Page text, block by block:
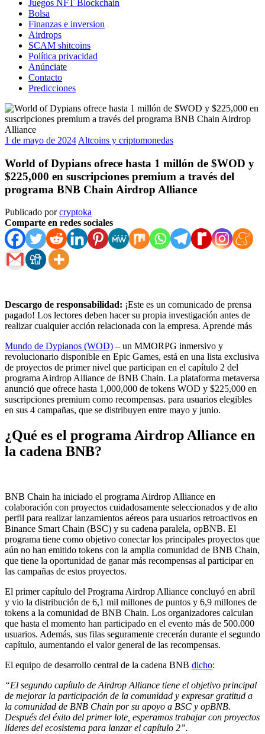
Juegos NFT Blockchain
Bolsa
Finanzas e inversion
Airdrops
SCAM shitcoins
Política privacidad
Anúnciate
Contacto
Predicciones
1 de mayo de 2024 Altcoins y criptomonedas
World of Dypians ofrece hasta 1 millón de $WOD y
$225,000 en suscripciones premium a través del
programa BNB Chain Airdrop Alliance
Publicado porcryptoka
Comparte en redes sociales
Descargo de responsabilidad: ¡Este es un comunicado de prensa
pagado! Los lectores deben hacer su propia investigación antes de
realizar cualquier acción relacionada con la empresa. Aprende más
Mundo de Dypianos (WOD) – un MMORPG inmersivo y
revolucionario disponible en Epic Games, está en una lista exclusiva
de proyectos de primer nivel que participan en el capítulo 2 del
programa Airdrop Alliance de BNB Chain. La plataforma metaversa
anunció que ofrece hasta 1,000,000 de tokens WOD y $225,000 en
suscripciones premium como recompensas. para usuarios elegibles
en sus 4 campañas, que se distribuyen entre mayo y junio.
¿Qué es el programa Airdrop Alliance en
la cadena BNB?
BNB Chain ha iniciado el programa Airdrop Alliance en
colaboración con proyectos cuidadosamente seleccionados y de alto
perfil para realizar lanzamientos aéreos para usuarios retroactivos en
Binance Smart Chain (BSC) y su cadena paralela, opBNB. El
programa tiene como objetivo conectar los principales proyectos que
aún no han emitido tokens con la amplia comunidad de BNB Chain,
que tiene la oportunidad de ganar más recompensas al participar en
las campañas de estos proyectos.
El primer capítulo del Programa Airdrop Alliance concluyó en abril
y vio la distribución de 6,1 mil millones de puntos y 6,9 millones de
tokens a la comunidad de BNB Chain. Los organizadores calculan
que hasta el momento han participado en el evento más de 500.000
usuarios. Además, sus filas seguramente crecerán durante el segundo
capítulo, aumentando el valor general de las recompensas.
El equipo de desarrollo central de la cadena BNB dicho:
“El segundo capítulo de Airdrop Alliance tiene el objetivo principal
de mejorar la participación de la comunidad y expresar gratitud a
la comunidad de BNB Chain por su apoyo a BSC y opBNB.
Después del éxito del primer lote, esperamos trabajar con proyectos
líderes del ecosistema para lanzar el capítulo 2”.